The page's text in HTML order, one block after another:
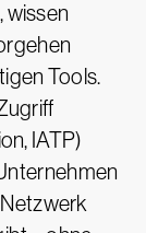
wissen
Tools.
IATP)